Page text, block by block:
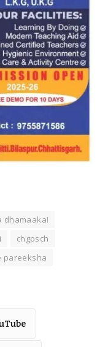
dhamaaka!
chgpsch
pareeksha